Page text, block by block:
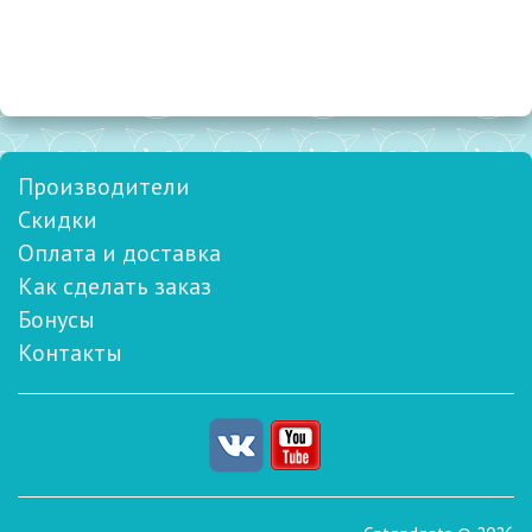
Производители
Скидки
Оплата и доставка
Как сделать заказ
Бонусы
Контакты